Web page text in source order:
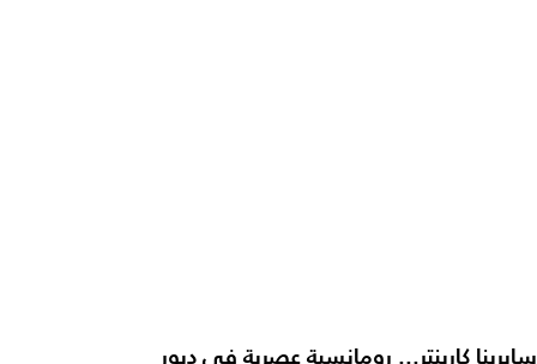
سابرينا كاربنتر... رومانسية عصرية في ديور